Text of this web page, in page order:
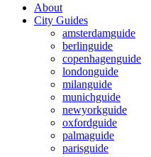
About
City Guides
amsterdamguide
berlinguide
copenhagenguide
londonguide
milanguide
munichguide
newyorkguide
oxfordguide
palmaguide
parisguide